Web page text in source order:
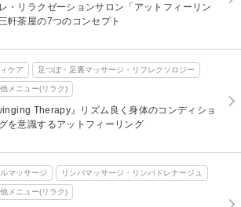
・リラクゼーションサロン「アットフィーリン
軒茶屋の7つのコンセプト
ケア 足つぼ・足裏マッサージ・リフレクソロジー
メニュー(リラク)
Therapy』リズム良く身体のコンディショ
を意識するアットフィーリング
マッサージ リンパマッサージ・リンパドレナージュ
メニュー(リラク)